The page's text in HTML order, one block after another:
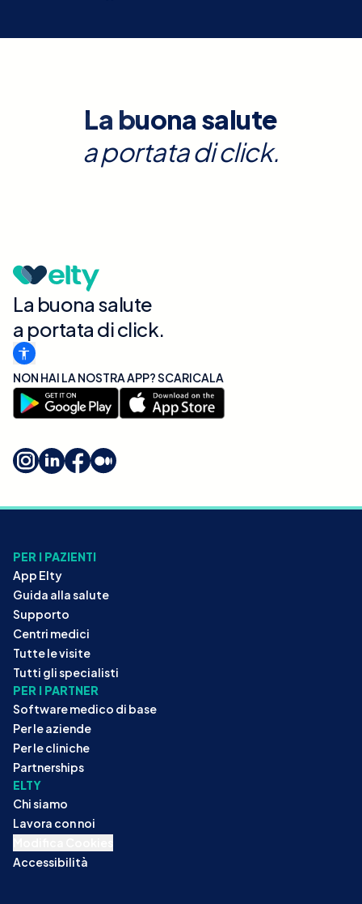
La buona salute
a portata di click.
La buona salute
a portata di click.
NON HAI LA NOSTRA APP? SCARICALA
PER I PAZIENTI
App Elty
Guida alla salute
Supporto
Centri medici
Tutte le visite
Tutti gli specialisti
PER I PARTNER
Software medico di base
Per le aziende
Per le cliniche
Partnerships
ELTY
Chi siamo
Lavora con noi
Accessibilità